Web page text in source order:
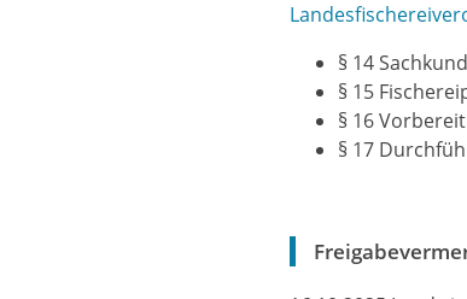
§ 14
§ 15
§ 16
§ 17